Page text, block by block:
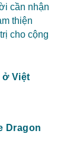
cần nhận
thiện
cho cộng
Việt
Dragon